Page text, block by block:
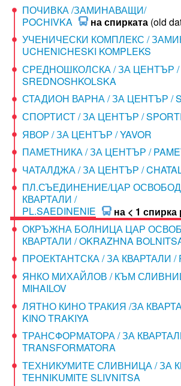
ПОЧИВКА /ЗАМИНАВАЩИ/
POCHIVKA
на спирката(old
УЧЕНИЧЕСКИ КОМПЛЕКС /
UCHENICHESKI KOMPLEKS
СРЕДНОШКОЛСКА / ЗА ЦЕНТЪР /
SREDNOSHKOLSKA
СТАДИОН ВАРНА / ЗА ЦЕНТЪР /
СПОРТИСТ / ЗА ЦЕНТЪР /
ЯВОР / ЗА ЦЕНТЪР / YAVOR
ПАМЕТНИКА / ЗА ЦЕНТЪР /
ЧАТАЛДЖА / ЗА ЦЕНТЪР /
ПЛ.СЪЕДИНЕНИЕ/ЦАР
КВАРТАЛИ /
PL.SAEDINENIE
на < 1 спирка
ОКРЪЖНА БОЛНИЦА ЦАР
КВАРТАЛИ / OKRAZHNA
ПРОЕКТАНТСКА / ЗА КВАРТАЛИ /
ЯНКО МИХАЙЛОВ / КЪМ
MIHAILOV
ЛЯТНО КИНО ТРАКИЯ /ЗА
KINO TRAKIYA
ТРАНСФОРМАТОРА / ЗА
TRANSFORMATORA
ТЕХНИКУМИТЕ СЛИВНИЦА / ЗА
TEHNIKUMITE SLIVNITSA